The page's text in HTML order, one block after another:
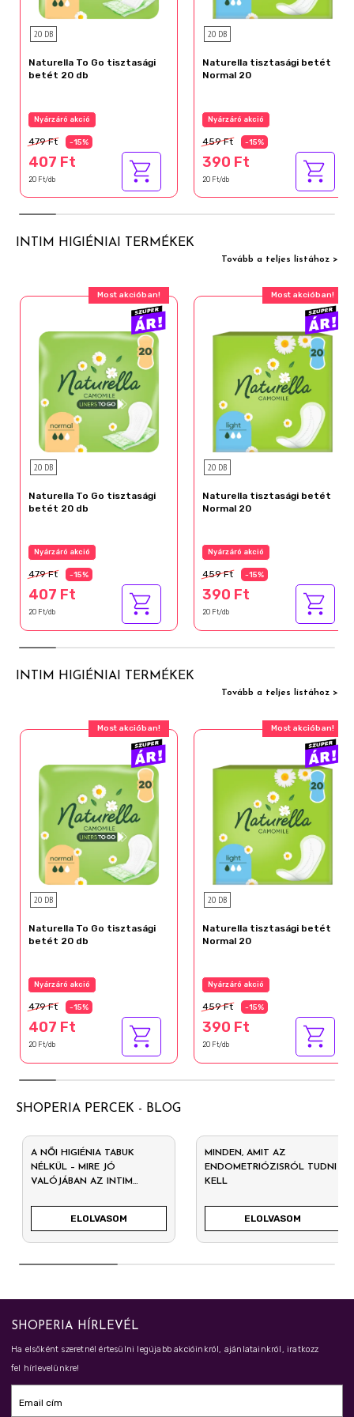
20 DB
Naturella To Go tisztasági
betét 20 db
Nyárzáró akció
479 Ft -15%
407 Ft
20 Ft/db
20 DB
Naturella tisztasági betét
Normal 20
Nyárzáró akció
459 Ft -15%
390 Ft
20 Ft/db
INTIM HIGIÉNIAI TERMÉKEK
Tovább a teljes listához >
Most akcióban!
20 DB
Naturella To Go tisztasági
betét 20 db
Nyárzáró akció
479 Ft -15%
407 Ft
20 Ft/db
Most akcióban!
20 DB
Naturella tisztasági betét
Normal 20
Nyárzáró akció
459 Ft -15%
390 Ft
20 Ft/db
INTIM HIGIÉNIAI TERMÉKEK
Tovább a teljes listához >
Most akcióban!
20 DB
Naturella To Go tisztasági
betét 20 db
Nyárzáró akció
479 Ft -15%
407 Ft
20 Ft/db
Most akcióban!
20 DB
Naturella tisztasági betét
Normal 20
Nyárzáró akció
459 Ft -15%
390 Ft
20 Ft/db
SHOPERIA PERCEK - BLOG
A NŐI HIGIÉNIA TABUK
NÉLKÜL – MIRE JÓ
VALÓJÁBAN AZ INTIM
ELOLVASOM
MINDEN, AMIT AZ
ENDOMETRIÓZISRÓL TUDNI
KELL
ELOLVASOM
SHOPERIA HÍRLEVÉL
Ha elsőként szeretnél értesülni legújabb akcióinkról, ajánlatainkról, iratkozz
fel hírlevelünkre!
Email cím